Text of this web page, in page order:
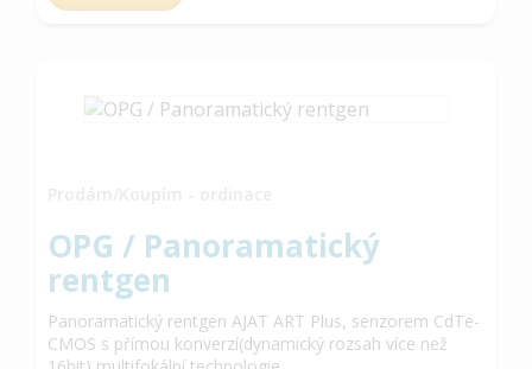
OPG / Panoramatický
rentgen
Panoramatický rentgen AJAT ART Plus, senzorem CdTe-
CMOS s přímou konverzí(dynamický rozsah více než